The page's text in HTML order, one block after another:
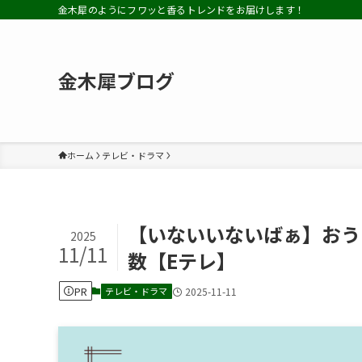
金木犀のようにフワッと香るトレンドをお届けします！
金木犀ブログ
ホーム テレビ・ドラマ
【いないいないばぁ】お
数【Eテレ】
2025
11/11
PR テレビ・ドラマ 2025-11-11